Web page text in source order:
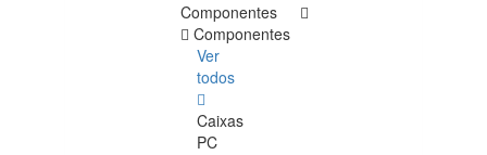
Componentes
Componentes
Ver
todos
Caixas
PC